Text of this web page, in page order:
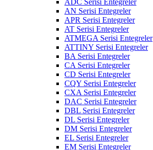
ADC Serisi Entegreler
AN Serisi Entegreler
APR Serisi Entegreler
AT Serisi Entegreler
ATMEGA Serisi Entegreler
ATTINY Serisi Entegreler
BA Serisi Entegreler
CA Serisi Entegreler
CD Serisi Entegreler
CQY Serisi Entegreler
CXA Serisi Entegreler
DAC Serisi Entegreler
DBL Serisi Entegreler
DL Serisi Entegreler
DM Serisi Entegreler
EL Serisi Entegreler
EM Serisi Entegreler